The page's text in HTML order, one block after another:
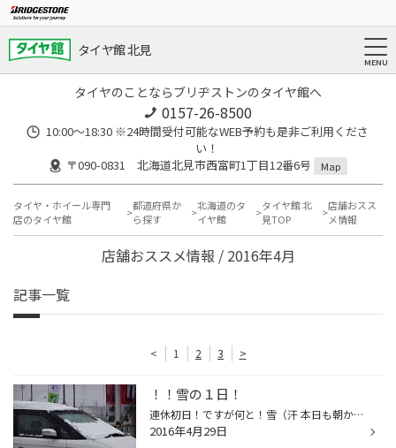
タイヤ館 北見
タイヤのことならブリヂストンのタイヤ館へ
0157-26-8500
10:00～18:30 ※24時間受付可能なWEB予約も是非ご利用くださ
い！
〒090-0831 北海道北見市西富町1丁目12番6号
Map
タイヤ・ホイール専門
店のタイヤ館
都道府県か
ら探す
北海道のタ
イヤ館
タイヤ館 北
見TOP
店舗おスス
メ情報
店舗おススメ情報 / 2016年4月
記事一覧
< 1 2 3 >
！！雪の１日！
連休初日！ですが何と！雪（汗 本日も朝からタイヤ交換のご予約のお客様でスケジュール 埋まっていたんですが...........数件キャンセルに！ そして先日夏タイヤへ交換されたお客様は冬タイヤへの交換で ご来店........... 噂には聞いていましたが、北見地区の天候は侮れませんね（泣 明日まで天候...
2016年4月29日